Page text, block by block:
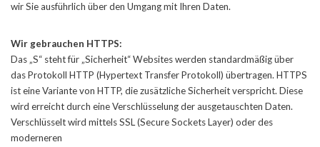
wir Sie ausführlich über den Umgang mit Ihren Daten.
Wir gebrauchen HTTPS:
Das „S“ steht für „Sicherheit“ Websites werden standardmäßig über
das Protokoll HTTP (Hypertext Transfer Protokoll) übertragen. HTTPS
ist eine Variante von HTTP, die zusätzliche Sicherheit verspricht. Diese
wird erreicht durch eine Verschlüsselung der ausgetauschten Daten.
Verschlüsselt wird mittels SSL (Secure Sockets Layer) oder des
moderneren